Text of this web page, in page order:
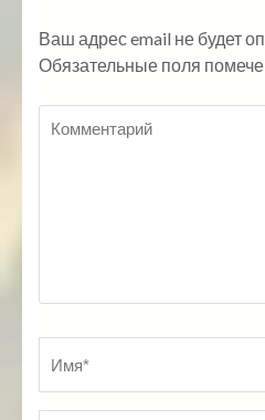
Ваш адрес email не будет
Обязательные поля